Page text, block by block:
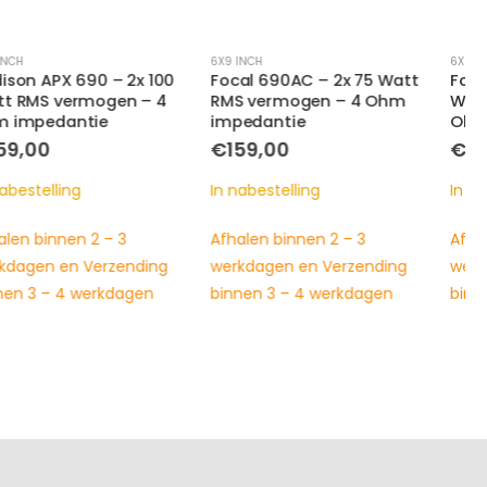
6X9 INCH
Focal 690AC – 2x 75 Watt
RMS vermogen – 4 Ohm
impedantie
€159,00
In nabestelling
Afhalen binnen 2 – 3
werkdagen en Verzending
binnen 3 – 4 werkdagen
6X9 INCH
Focal ACX690 – 2 x 80
Watt RMS vermogen – 4
Ohm impedantie
€99,00
In nabestelling
Afhalen binnen 2 – 3
werkdagen en Verzending
binnen 3 – 4 werkdagen